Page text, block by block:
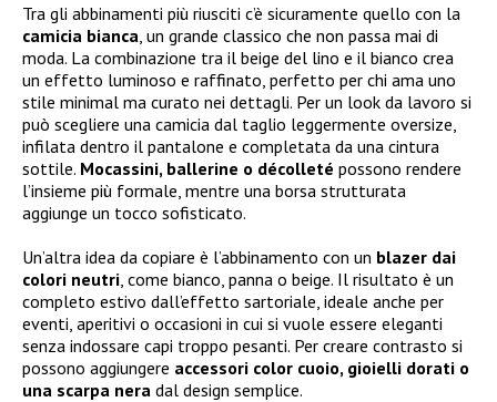
Tra gli abbinamenti più riusciti c’è sicuramente quello con la
camicia bianca , un grande classico che non passa mai di
moda. La combinazione tra il beige del lino e il bianco crea
un effetto luminoso e raffinato, perfetto per chi ama uno
stile minimal ma curato nei dettagli. Per un look da lavoro si
può scegliere una camicia dal taglio leggermente oversize,
infilata dentro il pantalone e completata da una cintura
sottile. Mocassini, ballerine o décolleté possono rendere
l’insieme più formale, mentre una borsa strutturata
aggiunge un tocco sofisticato.
Un’altra idea da copiare è l’abbinamento con un blazer dai
colori neutri , come bianco, panna o beige. Il risultato è un
completo estivo dall’effetto sartoriale, ideale anche per
eventi, aperitivi o occasioni in cui si vuole essere eleganti
senza indossare capi troppo pesanti. Per creare contrasto si
possono aggiungere accessori color cuoio, gioielli dorati o
una scarpa nera dal design semplice.